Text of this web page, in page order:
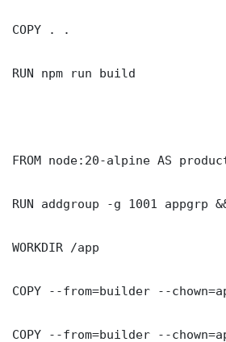
COPY . .
RUN npm run build
FROM node:20-alpine AS
RUN addgroup -g 1001
WORKDIR /app
COPY --from=builder --
COPY --from=builder --